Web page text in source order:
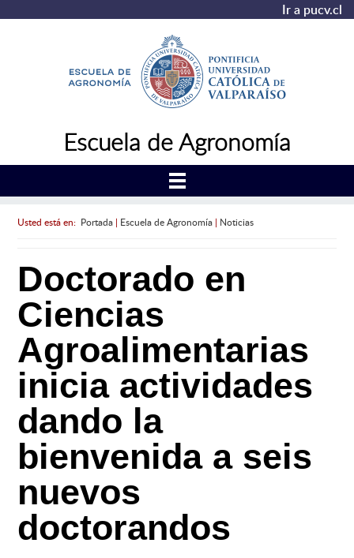
Ir a pucv.cl
Escuela de Agronomía
Usted está en: Portada| Escuela de Agronomía| Noticias
Doctorado en
Ciencias
Agroalimentarias
inicia actividades
dando la
bienvenida a seis
nuevos
doctorandos